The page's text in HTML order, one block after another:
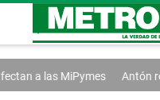
Antón rendirá